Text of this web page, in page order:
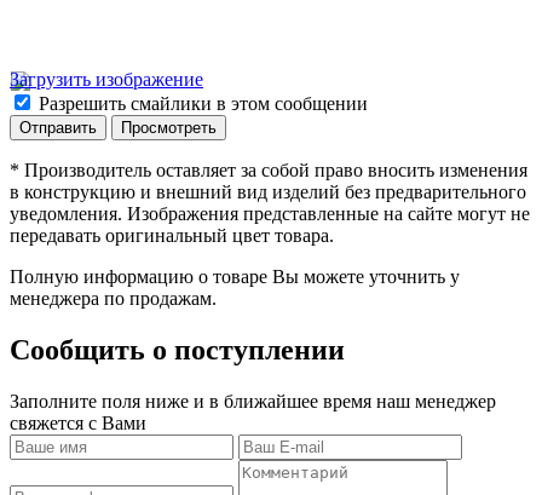
Загрузить изображение
Разрешить смайлики в этом сообщении
* Производитель оставляет за собой право вносить изменения
в конструкцию и внешний вид изделий без предварительного
уведомления. Изображения представленные на сайте могут не
передавать оригинальный цвет товара.
Полную информацию о товаре Вы можете уточнить у
менеджера по продажам.
Сообщить о поступлении
Заполните поля ниже и в ближайшее время наш менеджер
свяжется с Вами